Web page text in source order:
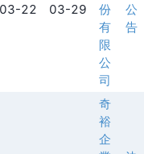
03-22
03-29
份
有
限
公
司
公
告
奇
裕
企